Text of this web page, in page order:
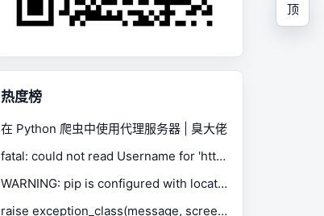
热度榜
在 Python 爬虫中使用代理服务器 | 臭大佬
fatal: could not read Username for 'https://gitee.com': No such device or address
WARNING: pip is configured with locations that require TLS/SSL, however the ssl module in Python is not available.
raise exception_class(message, screen, stacktrace) selenium.common.exceptions.SessionNotCreatedException
顶